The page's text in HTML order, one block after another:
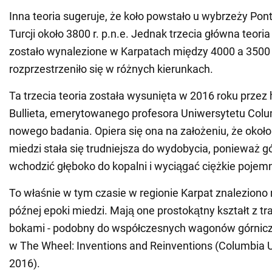
Inna teoria sugeruje, że koło powstało u wybrzeży
Turcji około 3800 r. p.n.e. Jednak trzecia główna teoria
zostało wynalezione w Karpatach między 4000 a
rozprzestrzeniło się w różnych kierunkach.
Ta trzecia teoria została wysunięta w 2016 roku przez
Bullieta, emerytowanego profesora Uniwersytetu
nowego badania. Opiera się ona na założeniu, że
miedzi stała się trudniejsza do wydobycia, ponieważ
wchodzić głęboko do kopalni i wyciągać ciężkie
To właśnie w tym czasie w regionie Karpat
późnej epoki miedzi. Mają one prostokątny kształt z
bokami - podobny do współczesnych wagonów
w The Wheel: Inventions and Reinventions (Columbia
2016).